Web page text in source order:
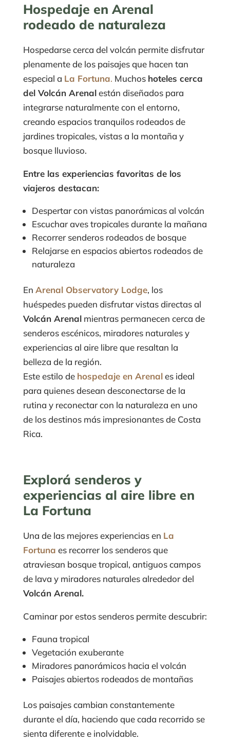
Hospedaje en Arenal
rodeado de naturaleza
Hospedarse cerca del volcán permite disfrutar
plenamente de los paisajes que hacen tan
especial a La Fortuna. Muchos hoteles cerca
del Volcán Arenalestán diseñados para
integrarse naturalmente con el entorno,
creando espacios tranquilos rodeados de
jardines tropicales, vistas a la montaña y
bosque lluvioso.
Entre las experiencias favoritas de los
viajeros destacan:
Despertar con vistas panorámicas al volcán
Escuchar aves tropicales durante la mañana
Recorrer senderos rodeados de bosque
Relajarse en espacios abiertos rodeados de
naturaleza
En Arenal Observatory Lodge, los
huéspedes pueden disfrutar vistas directas al
Volcán Arenalmientras permanecen cerca de
senderos escénicos, miradores naturales y
experiencias al aire libre que resaltan la
belleza de la región.
Este estilo de hospedaje en Arenales ideal
para quienes desean desconectarse de la
rutina y reconectar con la naturaleza en uno
de los destinos más impresionantes de Costa
Rica.
Explorá senderos y
experiencias al aire libre en
La Fortuna
Una de las mejores experiencias en La
Fortuna es recorrer los senderos que
atraviesan bosque tropical, antiguos campos
de lava y miradores naturales alrededor del
Volcán Arenal.
Caminar por estos senderos permite descubrir:
Fauna tropical
Vegetación exuberante
Miradores panorámicos hacia el volcán
Paisajes abiertos rodeados de montañas
Los paisajes cambian constantemente
durante el día, haciendo que cada recorrido se
sienta diferente e inolvidable.